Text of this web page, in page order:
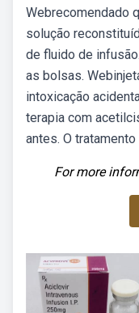
Webrecomendado
solução
de fluido de
as bolsas.
intoxicação
terapia com
antes. O
For more